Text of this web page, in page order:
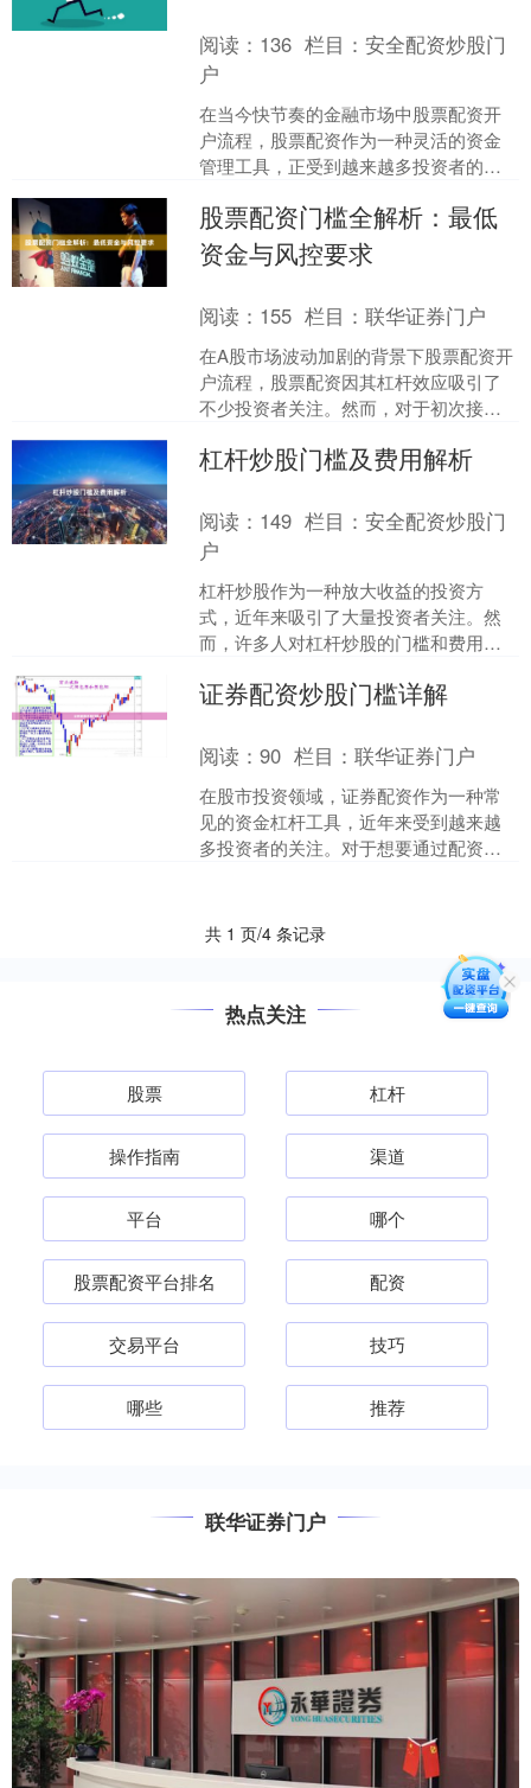
阅读： 136 栏目：安全配资炒股门
户
在当今快节奏的金融市场中股票配资开
户流程，股票配资作为一种灵活的资金
管理工具，正受到越来越多投资者的关
开户”这一模式，为资金....
股票配资门槛全解析：最低
资金与风控要求
阅读： 155 栏目：联华证券门户
在A股市场波动加剧的背景下股票配资开
户流程，股票配资因其杠杆效应吸引了
不少投资者关注。然而，对于初次接触
“最低需要多少钱才能参....
杠杆炒股门槛及费用解析
阅读： 149 栏目：安全配资炒股门
户
杠杆炒股作为一种放大收益的投资方
式，近年来吸引了大量投资者关注。然
而，许多人对杠杆炒股的门槛和费用结
损。本文将为您详细解析杠杆....
证券配资炒股门槛详解
阅读：90 栏目：联华证券门户
在股市投资领域，证券配资作为一种常
见的资金杠杆工具，近年来受到越来越
多投资者的关注。对于想要通过配资放
共 1 页/4 条记录
热点关注
股票 杠杆
操作指南 渠道
平台 哪个
股票配资平台排名 配资
交易平台 技巧
哪些 推荐
联华证券门户